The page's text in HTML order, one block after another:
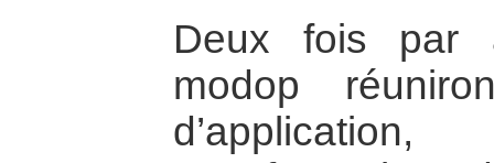
Deux fois par
modop